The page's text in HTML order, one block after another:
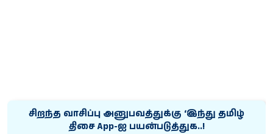
சிறந்த வாசிப்பு அனுபவத்துக்கு ‘இந்து தமிழ்
திசை App-ஐ பயன்படுத்துக..!